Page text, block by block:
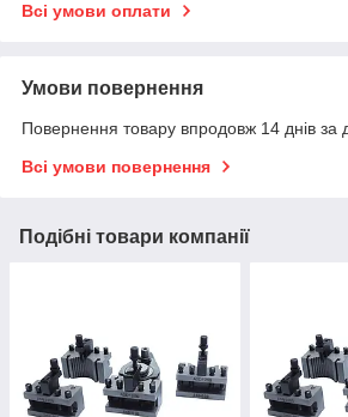
Всі умови оплати
Умови повернення
Повернення товару впродовж 14 днів за
Всі умови повернення
Подібні товари компанії